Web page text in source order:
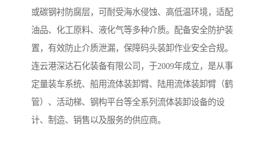
或碳钢衬防腐层，可耐受海水侵蚀、高低温环境，适配
油品、化工原料、液化气等多种介质。配备安全防护装
置，有效防止介质泄漏，保障码头装卸作业安全合规。
连云港深达石化装备有限公司，于2009年成立，是从事
定量装车系统、船用流体装卸臂、陆用流体装卸臂（鹤
管）、活动梯、钢构平台等全系列流体装卸设备的设
计、制造、销售以及服务的供应商。